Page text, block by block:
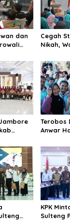
dan
Cegah
Nikah,
Terobos
Anwar
“Tak
yang
KPK
Sulteng